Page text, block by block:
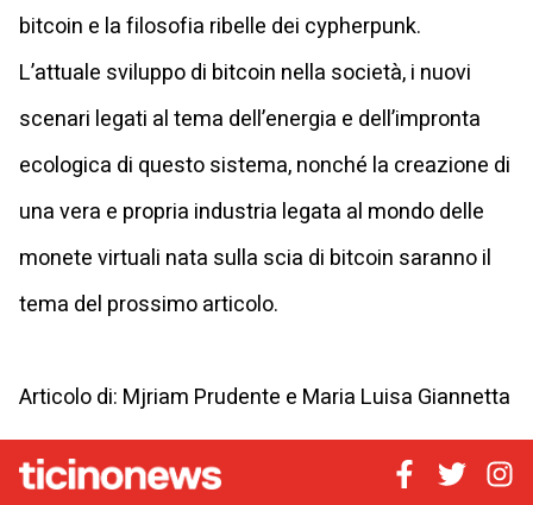
bitcoin e la filosofia ribelle dei cypherpunk.
L’attuale sviluppo di bitcoin nella società, i nuovi
scenari legati al tema dell’energia e dell’impronta
ecologica di questo sistema, nonché la creazione di
una vera e propria industria legata al mondo delle
monete virtuali nata sulla scia di bitcoin saranno il
tema del prossimo articolo.
Articolo di: Mjriam Prudente e Maria Luisa Giannetta